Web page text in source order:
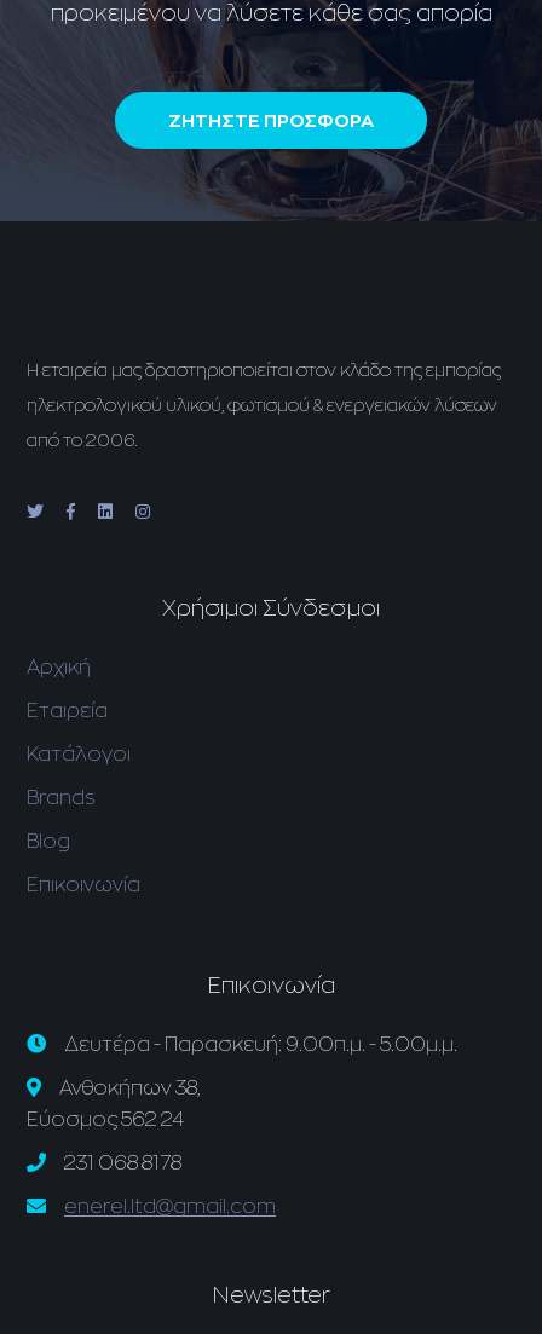
προκειμένου να λύσετε κάθε σας απορία
ΖΗΤΗΣΤΕ ΠΡΟΣΦΟΡΑ
H εταιρεία μας δραστηριοποιείται στον κλάδο της εμπορίας
ηλεκτρολογικού υλικού, φωτισμού & ενεργειακών λύσεων
από το 2006.
Χρήσιμοι Σύνδεσμοι
Αρχική
Εταιρεία
Κατάλογοι
Brands
Blog
Επικοινωνία
Επικοινωνία
Δευτέρα - Παρασκευή: 9.00π.μ. - 5.00μ.μ.
Ανθοκήπων 38,
Εύοσμος 562 24
231 068 8178
enerel.ltd@gmail.com
Newsletter